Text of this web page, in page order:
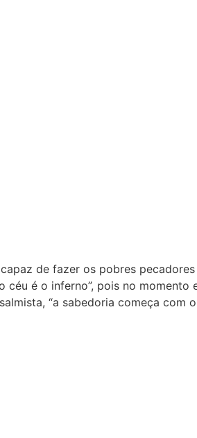
de fazer os pobres
é o inferno”, pois no momento
“a sabedoria começa com o